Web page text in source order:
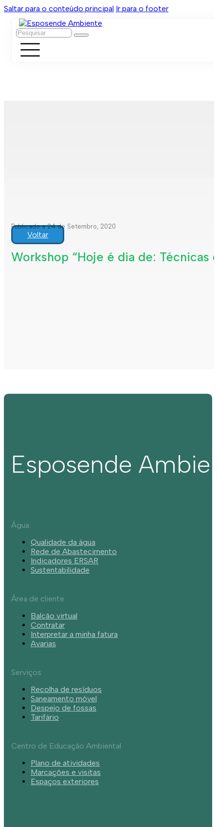
Saltar para o conteúdo principal Ir para o footer
Pesquisar
Publicado a 24 de Setembro, 2020
Voltar
Workshop “Hoje é dia de: Técnicas
Esposende
Água
Qualidade da água
Rede de Abastecimento
Indicadores ERSAR
Sustentabilidade
Área de cliente
Balcão virtual
Contratar
Interpretar a minha fatura
Avarias
Serviços
Recolha de resíduos
Saneamento móvel
Despejo de fossas
Tarifário
Centro de Educação Ambiental
Plano de atividades
Marcações e visitas
Espaços exteriores